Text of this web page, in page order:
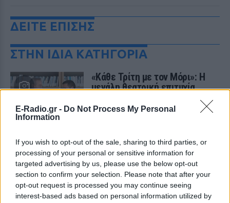
E-Radio.gr - Do Not Process My Personal
Information
If you wish to opt-out of the sale, sharing to third parties, or
processing of your personal or sensitive information for
targeted advertising by us, please use the below opt-out
section to confirm your selection. Please note that after your
opt-out request is processed you may continue seeing
interest-based ads based on personal information utilized by
ΔΕΙΤΕ ΕΠΙΣΗΣ
ΣΤΗΝ ΙΔΙΑ ΚΑΤΗΓΟΡΙΑ
«Κάθε Τρίτη με τον Μόρι»: Η
μεγάλη θεατρική επιτυχία
επιστρέφει στο Θέατρο Ιλίσια
ΠΡΙΝ 7 ΕΒΔΟΜΆΔΕΣ
11ο Edessa Short Film Festival:
Η μαγεία του κινηματογράφου
επιστρέφει στην πόλη των
νερών
ΠΡΙΝ 7 ΕΒΔΟΜΆΔΕΣ